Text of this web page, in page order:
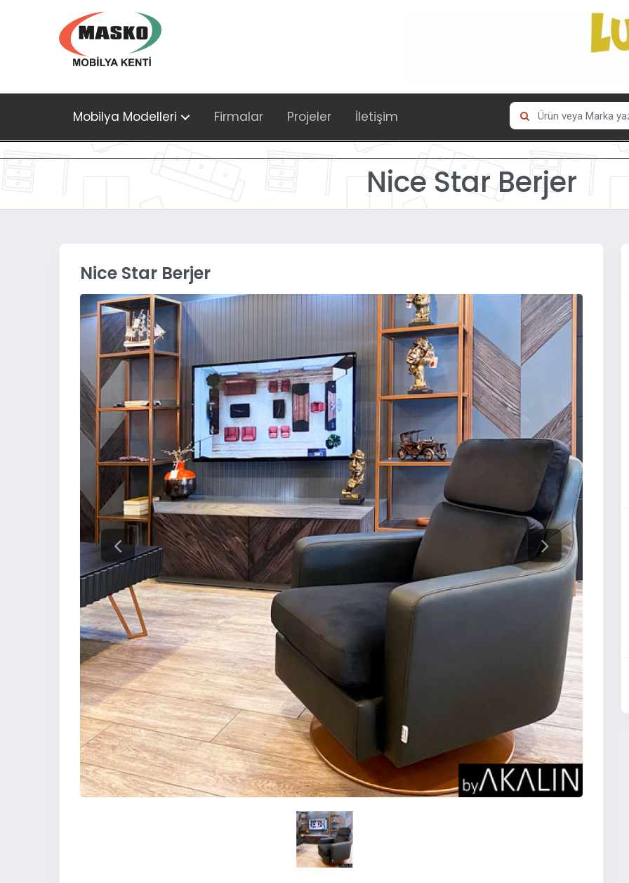
Mobilya Modelleri Firmalar Projeler İletişim
Nice Star Berjer
Nice Star Berjer